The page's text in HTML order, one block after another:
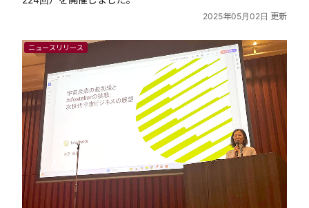
2025年05月02日 更新
ニュースリリース